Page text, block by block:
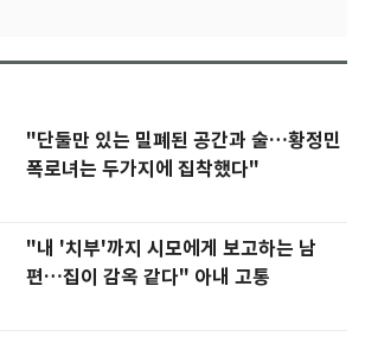
"단둘만 있는 밀폐된 공간과 술…황정민
폭로녀는 두가지에 집착했다"
"내 '치부'까지 시모에게 보고하는 남
편…집이 감옥 같다" 아내 고통